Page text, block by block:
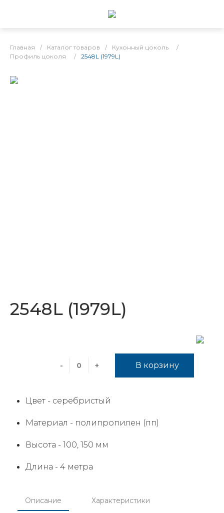
Главная / Каталог товаров / Кухонный цоколь
/
Профиль цоколя
/ 2548L (1979L)
2548L (1979L)
- + В корзину
Цвет - серебристый
Материал - полипропилен (пп)
Высота - 100, 150 мм
Длина - 4 метра
Описание Характеристики